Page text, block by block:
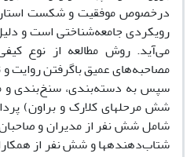
درخصوص موفقیت و شکست
رویکردی جامعه‌شناختی است و
می‌آید. روش مطالعه از نوع
مصاحبه‌های عمیق باگرفتن روایت
سپس به دسته‌بندی، سنخ‌بندی و
شش مرحله‍ای کلارک و براون)
شامل شش نفر از مدیران و صاحبان
شتاب‌دهنده‍ها و شش نفر از